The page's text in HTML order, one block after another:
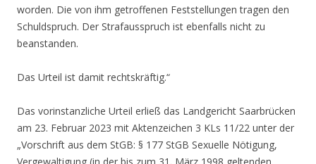
worden. Die von ihm getroffenen Feststellungen tragen den
Schuldspruch. Der Strafausspruch ist ebenfalls nicht zu
beanstanden.
Das Urteil ist damit rechtskräftig.“
Das vorinstanzliche Urteil erließ das Landgericht Saarbrücken
am 23. Februar 2023 mit Aktenzeichen 3 KLs 11/22 unter der
„Vorschrift aus dem StGB: § 177 StGB Sexuelle Nötigung,